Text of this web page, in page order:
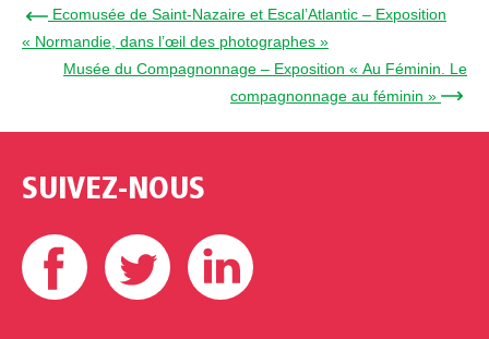
← Ecomusée de Saint-Nazaire et Escal’Atlantic – Exposition
« Normandie, dans l’œil des photographes »
Musée du Compagnonnage – Exposition « Au Féminin. Le
compagnonnage au féminin » →
SUIVEZ-NOUS
Facebook Twitter